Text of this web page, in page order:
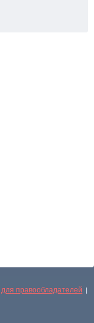
для правообладателей |